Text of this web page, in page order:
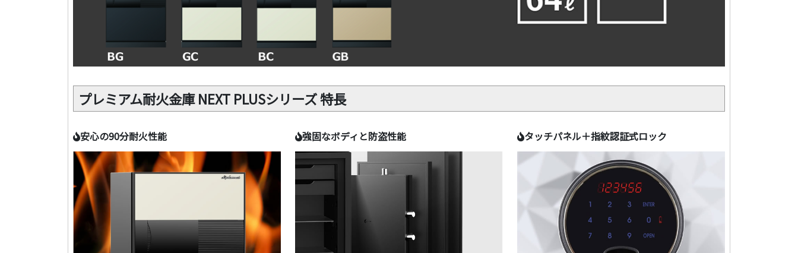
プレミアム耐火金庫 NEXT PLUSシリーズ 特長
安心の90分耐火性能 強固なボディと防盗性能 タッチパネル＋指紋認証式ロック